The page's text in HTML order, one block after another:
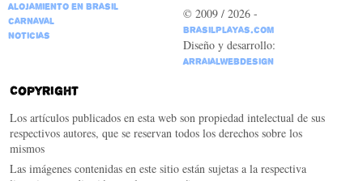
Alojamiento en Brasil
Carnaval
Noticias
© 2009 / 2026 -
BrasilPlayas.com
Diseño y desarrollo:
ArraialWebDesign
Copyright
Los artículos publicados en esta web son propiedad intelectual de sus
respectivos autores, que se reservan todos los derechos sobre los
mismos
Las imágenes contenidas en este sitio están sujetas a la respectiva